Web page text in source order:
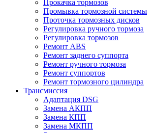
Прокачка тормозов
Промывка тормозной системы
Проточка тормозных дисков
Регулировка ручного тормоза
Регулировка тормозов
Ремонт ABS
Ремонт заднего суппорта
Ремонт ручного тормоза
Ремонт суппортов
Ремонт тормозного цилиндра
Трансмиссия
Адаптация DSG
Замена АКПП
Замена КПП
Замена МКПП